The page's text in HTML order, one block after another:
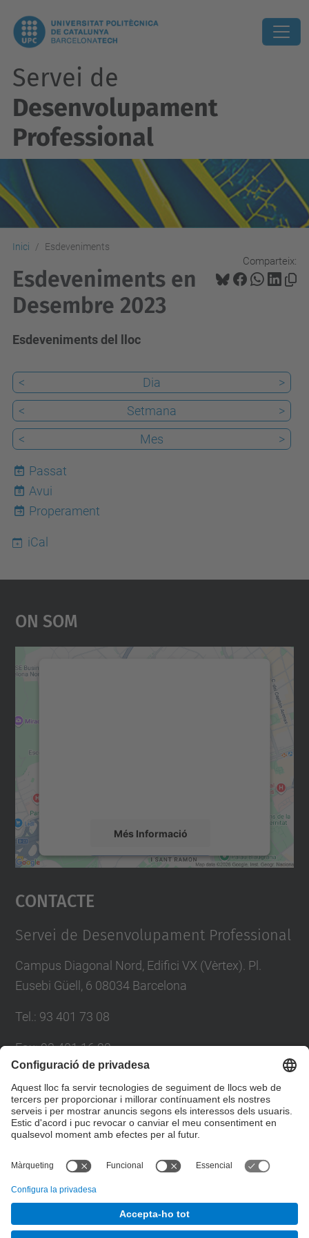
Servei de
Desenvolupament
Professional
Inici Esdeveniments
Comparteix:
Esdeveniments en
Desembre 2023
Esdeveniments del lloc
< Dia
>
<
Setmana
>
<
Mes >
Passat
8
Avui
Properament
iCal
On Som
Més Informació
Accepta
powered by
Contacte
Servei de Desenvolupament Professional
Campus Diagonal Nord, Edifici VX (Vèrtex). Pl.
Eusebi Güell, 6 08034 Barcelona
Tel. : 93 401 73 08
Fax:93 401 16 22
Directori UPC
Formulari de contacte
Servei de Desenvolupament Professional. SDP.